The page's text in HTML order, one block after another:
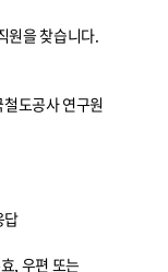
원을 찾습니다.
도공사 연구원
답
, 우편 또는